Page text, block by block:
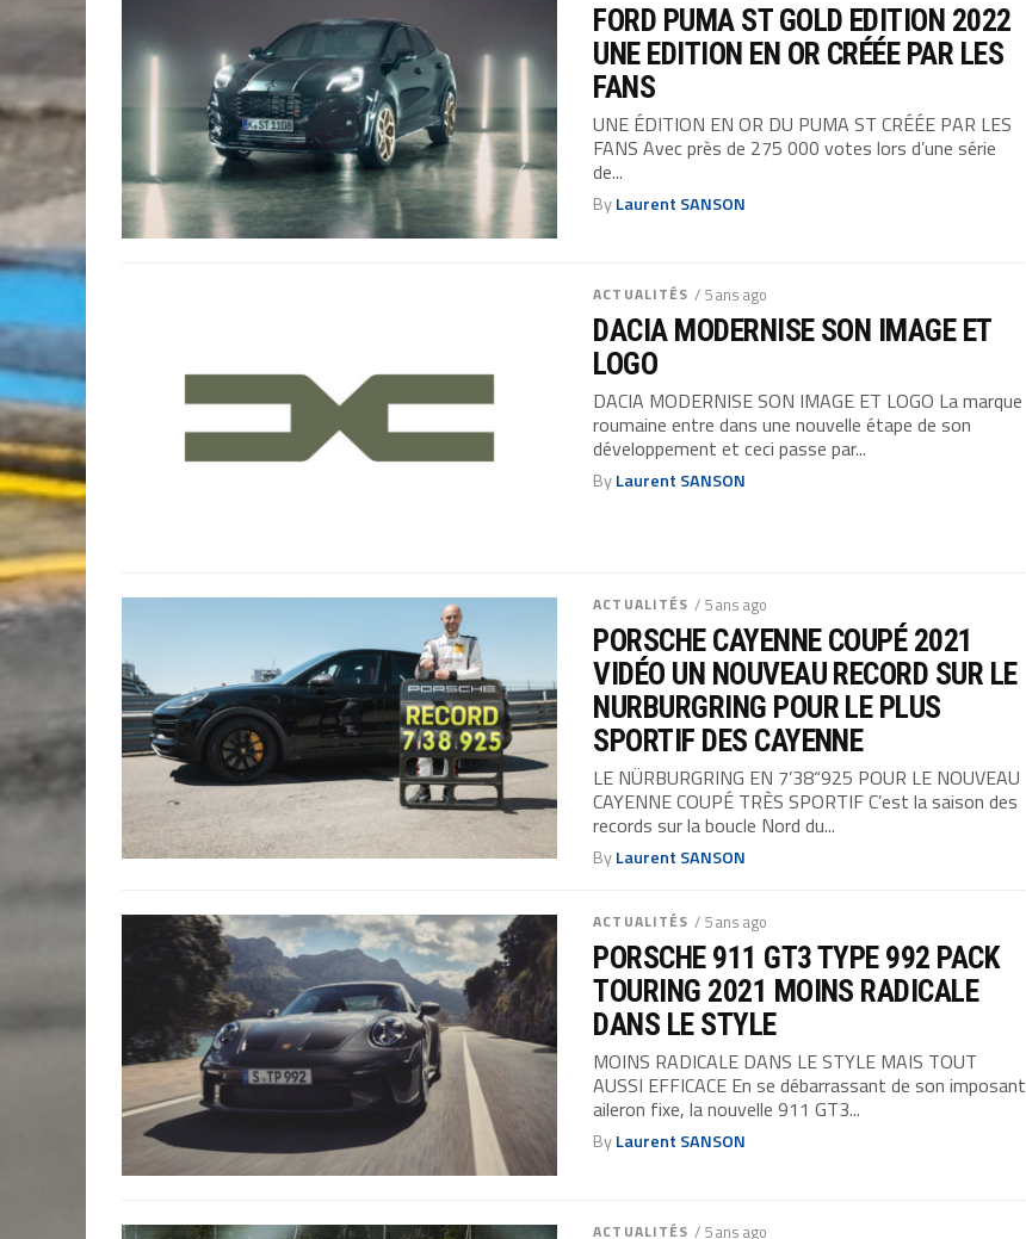
FORD PUMA ST GOLD EDITION 2022
UNE EDITION EN OR CRÉÉE PAR LES
FANS
UNE ÉDITION EN OR DU PUMA ST CRÉÉE PAR LES
FANS Avec près de 275 000 votes lors d’une série
de...
ByLaurent SANSON
ACTUALITÉS / 5 ans ago
DACIA MODERNISE SON IMAGE ET
LOGO
DACIA MODERNISE SON IMAGE ET LOGO La marque
roumaine entre dans une nouvelle étape de son
développement et ceci passe par...
ByLaurent SANSON
ACTUALITÉS / 5 ans ago
PORSCHE CAYENNE COUPÉ 2021
VIDÉO UN NOUVEAU RECORD SUR LE
NURBURGRING POUR LE PLUS
SPORTIF DES CAYENNE
LE NÜRBURGRING EN 7’38“925 POUR LE NOUVEAU
CAYENNE COUPÉ TRÈS SPORTIF C’est la saison des
records sur la boucle Nord du...
ByLaurent SANSON
ACTUALITÉS / 5 ans ago
PORSCHE 911 GT3 TYPE 992 PACK
TOURING 2021 MOINS RADICALE
DANS LE STYLE
MOINS RADICALE DANS LE STYLE MAIS TOUT
AUSSI EFFICACE En se débarrassant de son imposant
aileron fixe, la nouvelle 911 GT3...
ByLaurent SANSON
ACTUALITÉS / 5 ans ago